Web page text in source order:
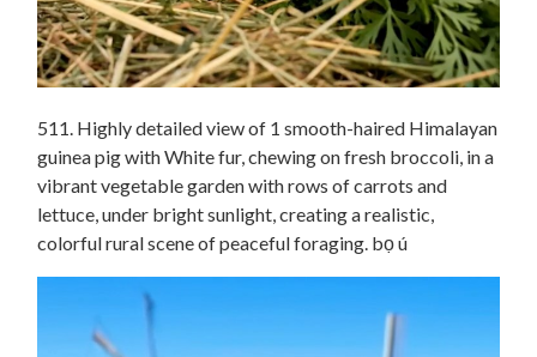
511. Highly detailed view of 1 smooth-haired Himalayan
guinea pig with White fur, chewing on fresh broccoli, in a
vibrant vegetable garden with rows of carrots and
lettuce, under bright sunlight, creating a realistic,
colorful rural scene of peaceful foraging. bọ ú